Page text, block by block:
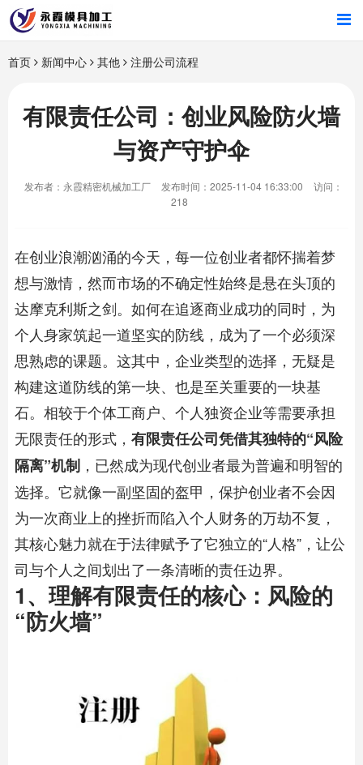
首页
产品中心
关于我们
首页 新闻中心 其他 注册公司流程
有限责任公司：创业风险防火墙
与资产守护伞
发布者：永霞精密机械加工厂 发布时间：2025-11-04 16:33:00
访问：
218
在创业浪潮汹涌的今天，每一位创业者都怀揣着梦
想与激情，然而市场的不确定性始终是悬在头顶的
达摩克利斯之剑。如何在追逐商业成功的同时，为
个人身家筑起一道坚实的防线，成为了一个必须深
思熟虑的课题。这其中，企业类型的选择，无疑是
构建这道防线的第一块、也是至关重要的一块基
石。相较于个体工商户、个人独资企业等需要承担
无限责任的形式， 有限责任公司凭借其独特的“风险
隔离”机制 ，已然成为现代创业者最为普遍和明智的
选择。它就像一副坚固的盔甲，保护创业者不会因
为一次商业上的挫折而陷入个人财务的万劫不复，
其核心魅力就在于法律赋予了它独立的“人格”，让公
司与个人之间划出了一条清晰的责任边界。
1、理解有限责任的核心：风险的
“防火墙”